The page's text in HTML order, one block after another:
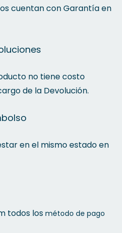
cuentan con Garantía en
no tiene costo
de la Devolución.
en el mismo estado en
todos los método de pago